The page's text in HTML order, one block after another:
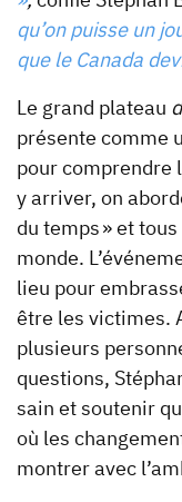
qu’on puisse un
que le Canada
Le grand plateau
présente comme
pour comprendre
y arriver, on
du temps » et
monde.
lieu pour
être les victimes.
plusieurs
questions,
sain et soutenir
où les
montrer avec